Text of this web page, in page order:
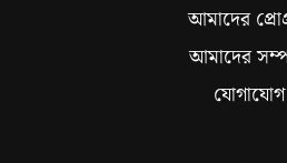
আমাদের
আমাদের
যোগাযোগ